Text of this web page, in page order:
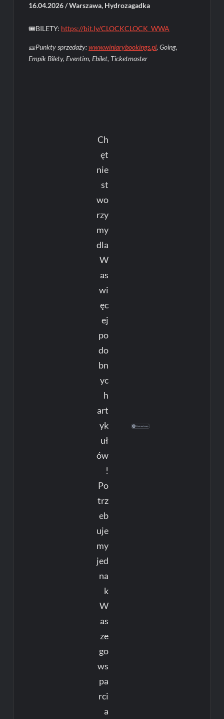
16.04.2026 / Warszawa, Hydrozagadka
🎟BILETY: https://bit.ly/CLOCKCLOCK_WWA
🎫Punkty sprzedaży:www.winiarybookings.pl, Going,
Empik Bilety, Eventim, Ebilet, Ticketmaster
Ch
ęt
nie
st
wo
rzy
my
dla
W
as
wi
ęc
ej
po
do
bn
yc
h
art
yk
uł
ów
!
Po
trz
eb
uje
my
jed
na
k
W
as
ze
go
ws
pa
rci
a